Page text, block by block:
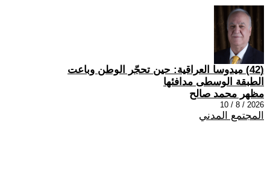
(42) ميدوسا العراقية: حين تحجّر الوطن وباعت
الطبقة الوسطى مدافئها
مظهر محمد صالح
2026 / 8 / 10
المجتمع المدني